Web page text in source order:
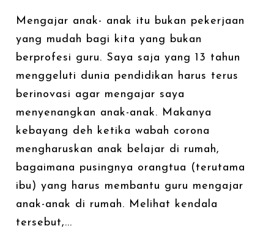
Mengajar anak- anak itu bukan pekerjaan
yang mudah bagi kita yang bukan
berprofesi guru. Saya saja yang 13 tahun
menggeluti dunia pendidikan harus terus
berinovasi agar mengajar saya
menyenangkan anak-anak. Makanya
kebayang deh ketika wabah corona
mengharuskan anak belajar di rumah,
bagaimana pusingnya orangtua (terutama
ibu) yang harus membantu guru mengajar
anak-anak di rumah. Melihat kendala
tersebut,...